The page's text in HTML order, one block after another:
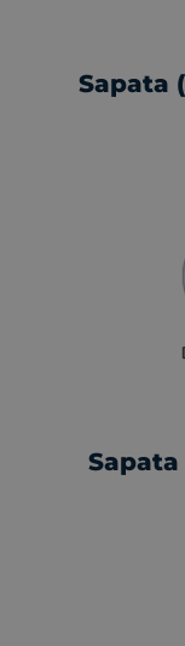
Sapata
Sapata